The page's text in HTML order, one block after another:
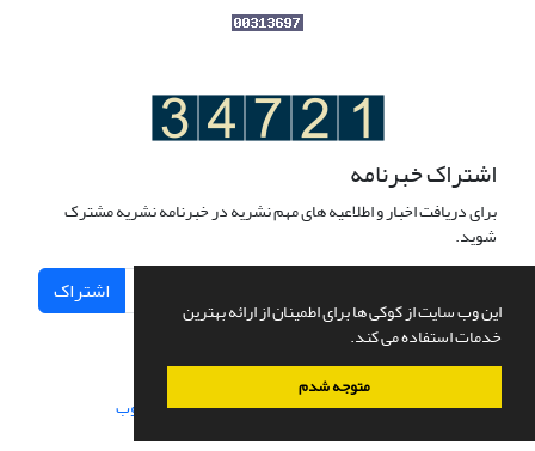
این وب سایت از کوکی ها برای اطمینان از ارائه بهترین
خدمات استفاده می کند.
متوجه شدم
اشتراک خبرنامه
برای دریافت اخبار و اطلاعیه های مهم نشریه در خبرنامه نشریه مشترک
شوید.
اشتراک
سامانه مدیریت نشریات علمی.طراحی و پیاده سازی از سیناوب